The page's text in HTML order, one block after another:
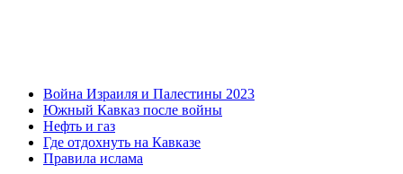
Война Израиля и Палестины 2023
Южный Кавказ после войны
Нефть и газ
Где отдохнуть на Кавказе
Правила ислама